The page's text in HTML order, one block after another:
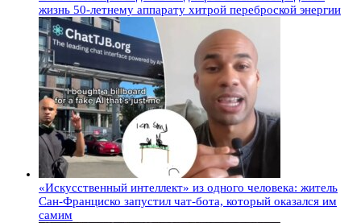
жизнь 50-летнему аппарату хитрой переброской энергии
«Искусственный интеллект» из одного человека: житель
Сан-Франциско запустил чат-бота, который оказался им
самим